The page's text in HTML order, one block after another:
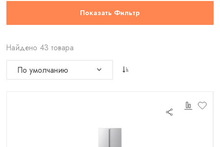
Показать Фильтр
Найдено 43 товара